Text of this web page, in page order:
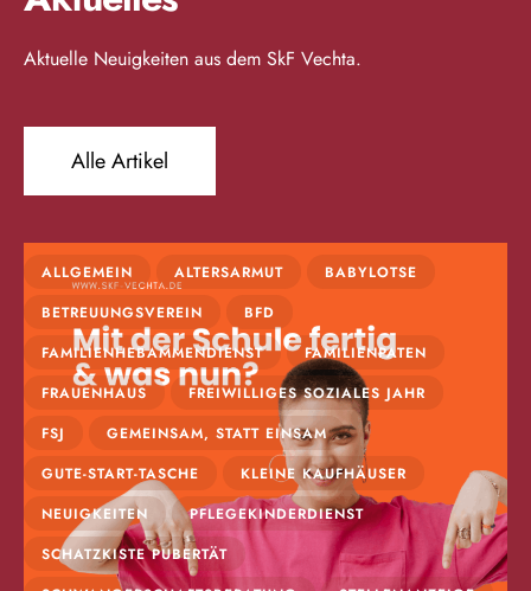
Aktuelle Neuigkeiten aus dem SkF Vechta.
Alle Artikel
ALLGEMEIN ALTERSARMUT
BABYLOTSE
BETREUUNGSVEREIN
BFD
FAMILIENHEBAMMENDIENST
FAMILIENPATEN
FRAUENHAUS
FREIWILLIGES SOZIALES JAHR
FSJ
GEMEINSAM, STATT EINSAM
GUTE-START-TASCHE
KLEINE KAUFHÄUSER
NEUIGKEITEN
PFLEGEKINDERDIENST
SCHATZKISTE PUBERTÄT